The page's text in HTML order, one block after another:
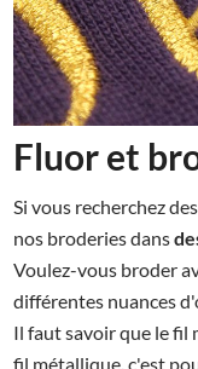
Fluor et
Si vous recherchez
nos broderies dans
Voulez-vous broder
différentes nuances
Il faut savoir que le fil
fil métallique, c'est